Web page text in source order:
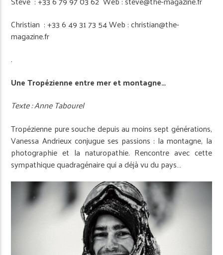
Christian : +33 6 49 31 73 54 Web : christian@the-
magazine.fr
.
Une Tropézienne entre mer et montagne…
Texte : Anne Tabourel
Tropézienne pure souche depuis au moins sept générations,
Vanessa Andrieux conjugue ses passions : la montagne, la
photographie et la naturopathie. Rencontre avec cette
sympathique quadragénaire qui a déjà vu du pays…